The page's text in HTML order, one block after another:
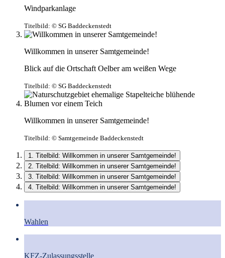
Windparkanlage
Titelbild: © SG Baddeckenstedt
Willkommen in unserer Samtgemeinde!
Blick auf die Ortschaft Oelber am weißen Wege
Titelbild: © SG Baddeckenstedt
Willkommen in unserer Samtgemeinde!
Titelbild: © Samtgemeinde Baddeckenstedt
1. Titelbild: Willkommen in unserer Samtgemeinde!
2. Titelbild: Willkommen in unserer Samtgemeinde!
3. Titelbild: Willkommen in unserer Samtgemeinde!
4. Titelbild: Willkommen in unserer Samtgemeinde!
Wahlen
KFZ-Zulassungsstelle